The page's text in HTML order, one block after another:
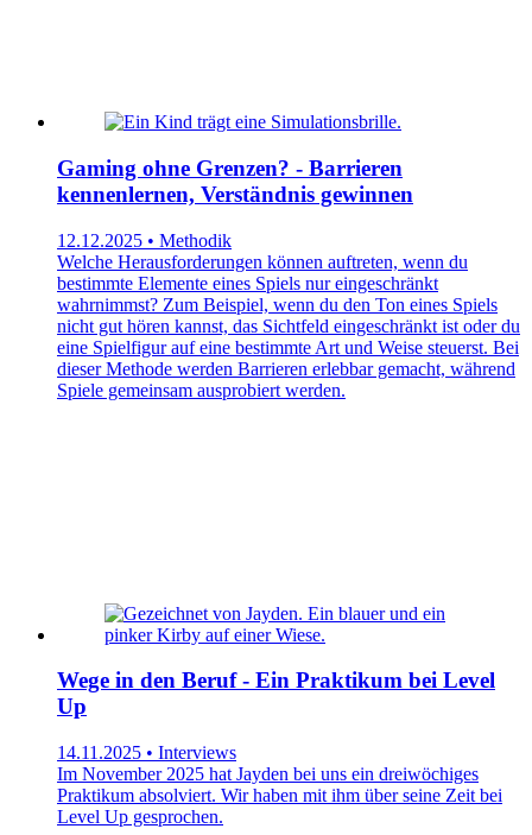
Gaming ohne Grenzen? - Barrieren
kennenlernen, Verständnis gewinnen
12.12.2025 • Methodik
Welche Herausforderungen können auftreten, wenn du
bestimmte Elemente eines Spiels nur eingeschränkt
wahrnimmst? Zum Beispiel, wenn du den Ton eines Spiels
nicht gut hören kannst, das Sichtfeld eingeschränkt ist oder du
eine Spielfigur auf eine bestimmte Art und Weise steuerst. Bei
dieser Methode werden Barrieren erlebbar gemacht, während
Spiele gemeinsam ausprobiert werden.
Wege in den Beruf - Ein Praktikum bei Level
Up
14.11.2025 • Interviews
Im November 2025 hat Jayden bei uns ein dreiwöchiges
Praktikum absolviert. Wir haben mit ihm über seine Zeit bei
Level Up gesprochen.